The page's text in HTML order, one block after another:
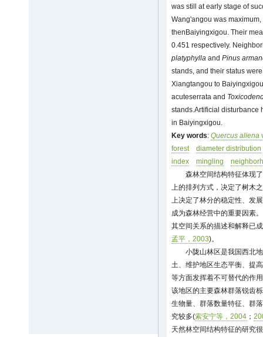
was still at early stage of
Wang'angou was
thenBaiyingxigou. Their
0.451 respectively.
platyphylla and Pinus
stands, and their status
Xiangtangou to
acuteserrata and
stands.Artificial disturbance
in Baiyingxigou.
Key words: Quercus aliena
forest
diameter distribution
index
mingling
森林空间结构特征体现
上的排列方式，决定了树木
上决定了林分的稳定性、发
成为森林经营中的重要因素
其空间关系的描述和解释已
孟平，2003)。
小陇山林区是我国西北
土、维护地区生态平衡、提
等方面发挥着不可替代的作
该地区的主要森林群落锐齿
生物量、群落数量特征、群
究较多(索安宁等，2004 ；
天然林空间结构特征的研究